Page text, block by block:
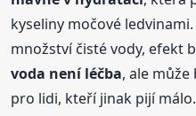
kyseliny močové
množství čisté vody, efekt
voda není léčba, ale
pro lidi, kteří jinak pijí málo.